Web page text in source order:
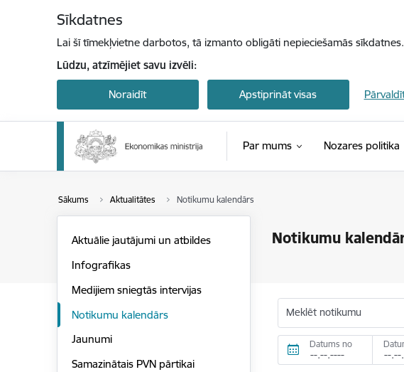
Sīkdatnes
Lai šī tīmekļvietne darbotos, tā izmanto obligāti nepieciešamās
Lūdzu, atzīmējiet savu izvēli:
Noraidīt Apstiprināt visas
Par mums Nozares politika
Sākums Aktualitātes Notikumu kalendārs
Notikumu
Aktuālie jautājumi un atbildes
Infografikas
Medijiem sniegtās intervijas
Notikumu kalendārs
Jaunumi
Samazinātais PVN pārtikai
Meklēt notikumu
Datums no